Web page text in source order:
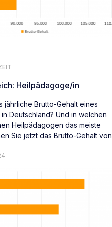
Heilpädagoge/in
jährliche Brutto-Gehalt eines
Deutschland? Und in welchen
Heilpädagogen das meiste
Sie jetzt das Brutto-Gehalt von